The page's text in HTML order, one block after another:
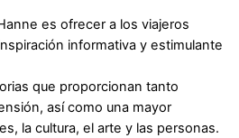
es ofrecer a los viajeros
informativa y estimulante
que proporcionan tanto
así como una mayor
la cultura, el arte y las personas.